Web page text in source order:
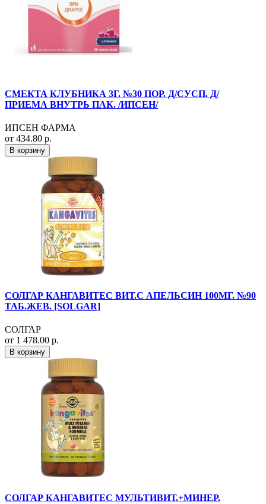
СМЕКТА КЛУБНИКА 3Г. №30 ПОР. Д/СУСП. Д/
ПРИЕМА ВНУТРЬ ПАК. /ИПСЕН/
ИПСЕН ФАРМА
от 434.80 р.
В корзину
СОЛГАР КАНГАВИТЕС ВИТ.С АПЕЛЬСИН 100МГ. №90
ТАБ.ЖЕВ. [SOLGAR]
СОЛГАР
от 1 478.00 р.
В корзину
СОЛГАР КАНГАВИТЕС МУЛЬТИВИТ.+МИНЕР.